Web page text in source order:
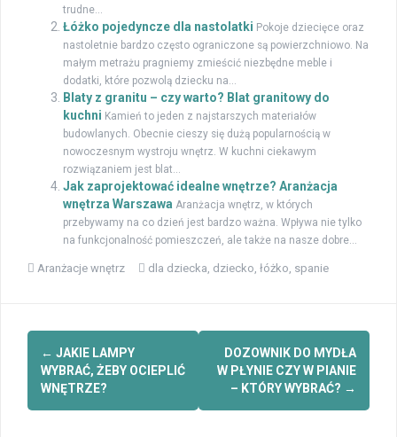
trudne...
Łóżko pojedyncze dla nastolatki Pokoje dziecięce oraz
nastoletnie bardzo często ograniczone są powierzchniowo. Na
małym metrażu pragniemy zmieścić niezbędne meble i
dodatki, które pozwolą dziecku na...
Blaty z granitu – czy warto? Blat granitowy do
kuchni Kamień to jeden z najstarszych materiałów
budowlanych. Obecnie cieszy się dużą popularnością w
nowoczesnym wystroju wnętrz. W kuchni ciekawym
rozwiązaniem jest blat...
Jak zaprojektować idealne wnętrze? Aranżacja
wnętrza Warszawa Aranżacja wnętrz, w których
przebywamy na co dzień jest bardzo ważna. Wpływa nie tylko
na funkcjonalność pomieszczeń, ale także na nasze dobre...
Aranżacje wnętrz dla dziecka, dziecko, łóżko, spanie
Zobacz
wpisy
← JAKIE LAMPY
WYBRAĆ, ŻEBY OCIEPLIĆ
WNĘTRZE?
DOZOWNIK DO MYDŁA
W PŁYNIE CZY W PIANIE
– KTÓRY WYBRAĆ? →